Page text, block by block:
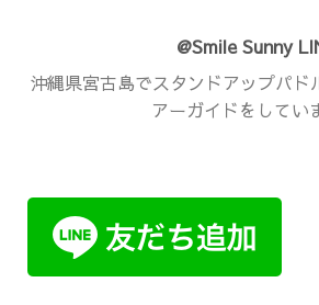
@Smile Sunny
沖縄県宮古島でスタンドアップパド
アーガイドをしてい